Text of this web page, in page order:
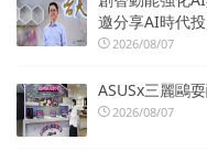
邀分享AI時代
2026/08/07
ASUSx三麗鷗
2026/08/07